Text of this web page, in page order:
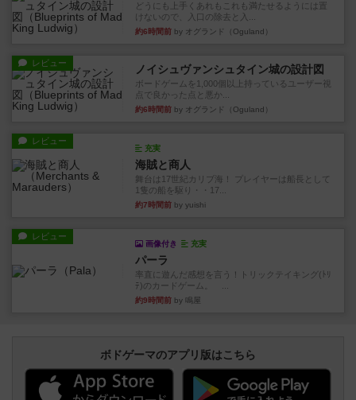
どうにも上手くあれもこれも満たせるようには置
けないので、入口の除去と入...
約6時間前 by オグランド（Oguland）
レビュー ノイシュヴァンシュタイン城の設計図
ボードゲームを1,000個以上持っているユーザー視
点で良かった点と悪か...
約6時間前 by オグランド（Oguland）
レビュー
充実
海賊と商人
舞台は17世紀カリブ海！ プレイヤーは船長として
1隻の船を駆り・・17...
約7時間前 by yuishi
レビュー
画像付き 充実
パーラ
率直に遊んだ感想を言う！トリックテイキング(ﾄﾘ
ﾃ)のカードゲーム。 ...
約9時間前 by 鳴屋
ボドゲーマのアプリ版はこちら